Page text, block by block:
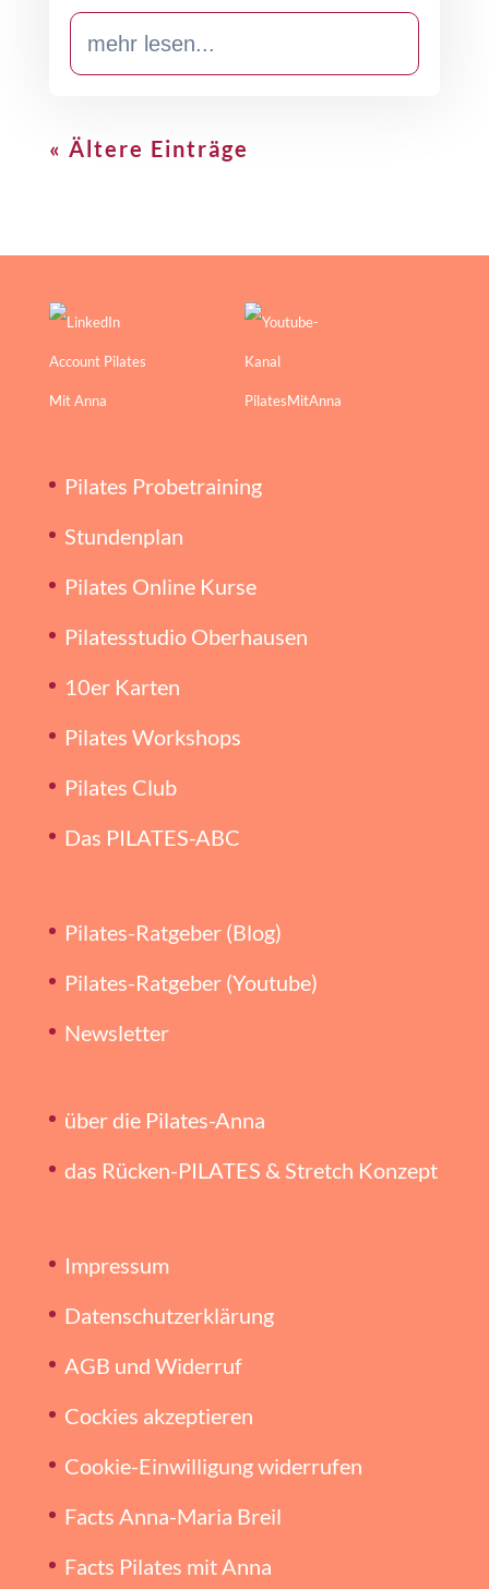
mehr lesen...
« Ältere Einträge
Pilates Probetraining
Stundenplan
Pilates Online Kurse
Pilatesstudio Oberhausen
10er Karten
Pilates Workshops
Pilates Club
Das PILATES-ABC
Pilates-Ratgeber (Blog)
Pilates-Ratgeber (Youtube)
Newsletter
über die Pilates-Anna
das Rücken-PILATES & Stretch Konzept
Impressum
Datenschutzerklärung
AGB und Widerruf
Cockies akzeptieren
Cookie-Einwilligung widerrufen
Facts Anna-Maria Breil
Facts Pilates mit Anna